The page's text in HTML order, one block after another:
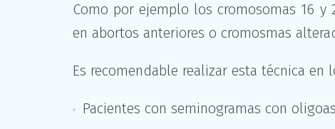
Como por ejemplo los cromosomas 16 y
en abortos anteriores o cromosmas
Es recomendable realizar esta técnica en
Pacientes con seminogramas con